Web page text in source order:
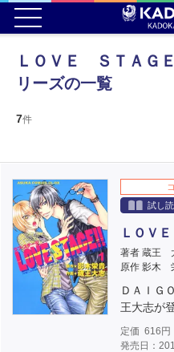
ＬＯＶＥ ＳＴＡＧ
リーズの一覧
7件
試し
ＬＯＶ
著者 蔵王
原作 影木
ＤＡＩＧ
王大志が
定価 616 円
発売日：